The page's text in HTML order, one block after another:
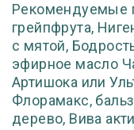
Рекомендуемые
грейпфрута,
с мятой,
эфирное масло
Артишока или
Флорамакс,
дерево, Вива